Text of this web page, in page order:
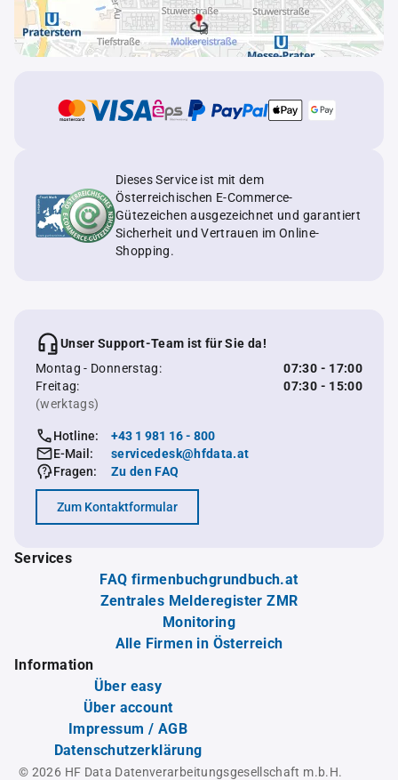
Dieses Service ist mit dem
Österreichischen E-Commerce-
Gütezeichen ausgezeichnet und garantiert
Sicherheit und Vertrauen im Online-
Shopping.
Unser Support-Team ist für Sie da!
Montag - Donnerstag:
07:30 - 17:00
Freitag:
07:30 - 15:00
(werktags)
Hotline:
+43 1 981 16 - 800
E-Mail:
servicedesk@hfdata.at
Fragen:
Zu den FAQ
Zum Kontaktformular
Services
FAQ firmenbuchgrundbuch.at
Zentrales Melderegister ZMR
Monitoring
Alle Firmen in Österreich
Information
Über easy
Über account
Impressum / AGB
Datenschutzerklärung
© 2026 HF Data Datenverarbeitungsgesellschaft m.b.H.